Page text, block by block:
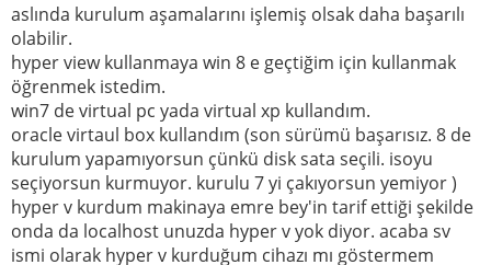
aslında kurulum aşamalarını işlemiş olsak daha başarılı
olabilir.
hyper view kullanmaya win 8 e geçtiğim için kullanmak
öğrenmek istedim.
win7 de virtual pc yada virtual xp kullandım.
oracle virtaul box kullandım (son sürümü başarısız. 8 de
kurulum yapamıyorsun çünkü disk sata seçili. isoyu
seçiyorsun kurmuyor. kurulu 7 yi çakıyorsun yemiyor )
hyper v kurdum makinaya emre bey'in tarif ettiği şekilde
onda da localhost unuzda hyper v yok diyor. acaba sv
ismi olarak hyper v kurduğum cihazı mı göstermem